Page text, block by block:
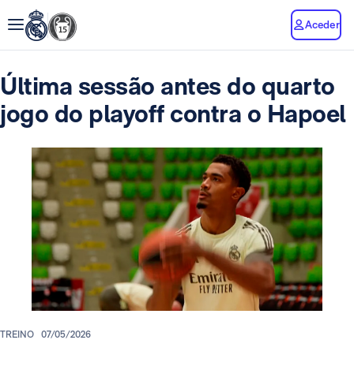
Aceder
Última sessão antes do quarto
jogo do playoff contra o Hapoel
TREINO 07/05/2026